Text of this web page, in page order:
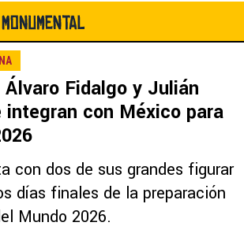
Álvaro Fidalgo y Julián
integran con México para
con dos de sus grandes figurar
días finales de la preparación
Mundo 2026.